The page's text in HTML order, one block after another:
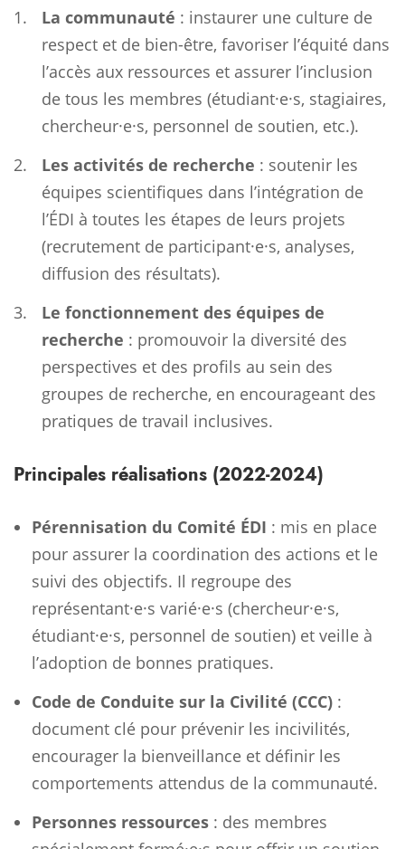
La communauté : instaurer une culture de
respect et de bien-être, favoriser l’équité dans
l’accès aux ressources et assurer l’inclusion
de tous les membres (étudiant·e·s, stagiaires,
chercheur·e·s, personnel de soutien, etc.).
Les activités de recherche : soutenir les
équipes scientifiques dans l’intégration de
l’ÉDI à toutes les étapes de leurs projets
(recrutement de participant·e·s, analyses,
diffusion des résultats).
Le fonctionnement des équipes de
recherche : promouvoir la diversité des
perspectives et des profils au sein des
groupes de recherche, en encourageant des
pratiques de travail inclusives.
Principales réalisations (2022-2024)
Pérennisation du Comité ÉDI : mis en place
pour assurer la coordination des actions et le
suivi des objectifs. Il regroupe des
représentant·e·s varié·e·s (chercheur·e·s,
étudiant·e·s, personnel de soutien) et veille à
l’adoption de bonnes pratiques.
Code de Conduite sur la Civilité (CCC) :
document clé pour prévenir les incivilités,
encourager la bienveillance et définir les
comportements attendus de la communauté.
Personnes ressources : des membres